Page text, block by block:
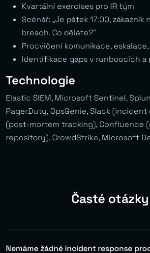
Kvartální exercises pro IR tým
Scénář: „Je pátek 17:00, zákazník
breach. Co děláte?”
Procvičení komunikace,
Identifikace gaps v runboocích a
Technologie
Elastic SIEM, Microsoft Sentinel,
PagerDuty, OpsGenie, Slack
(post-mortem tracking), Confluence
repository), CrowdStrike, Microsoft
Časté otázky
Nemáme žádné incident response